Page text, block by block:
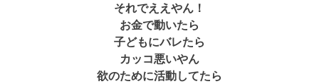
それでええやん！
お金で動いたら
子どもにバレたら
カッコ悪いやん
欲のために活動してたら